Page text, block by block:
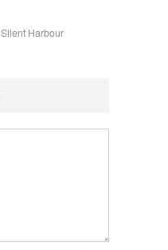
Silent Harbour